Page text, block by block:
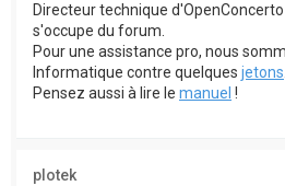
Directeur technique
s'occupe du forum.
Pour une assistance pro, nous
Informatique contre quelques jetons
Pensez aussi à lire le manuel !
plotek